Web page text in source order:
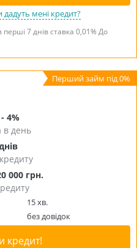
дадуть мені кредит?
7 днів ставка 0,01% До
4%
в день
000 грн.
15 хв.
без довідок
кредит!